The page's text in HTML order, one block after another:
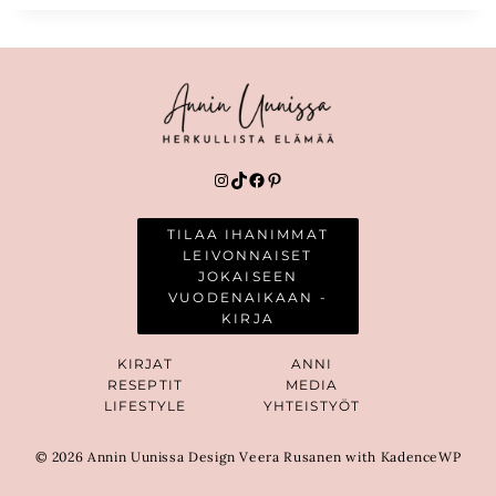
Instagram
TikTok
Facebook
Pinterest
TILAA IHANIMMAT
LEIVONNAISET
JOKAISEEN
VUODENAIKAAN -
KIRJA
KIRJAT
RESEPTIT
LIFESTYLE
ANNI
MEDIA
YHTEISTYÖT
© 2026 Annin Uunissa Design Veera Rusanen with KadenceWP